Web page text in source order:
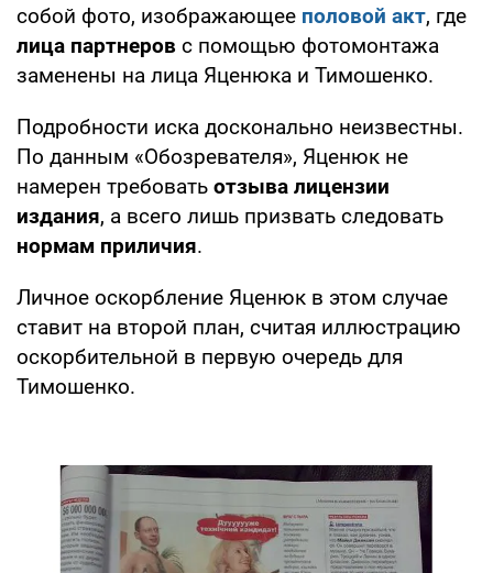
собой фото, изображающее половой акт, где
лица партнеров с помощью фотомонтажа
заменены на лица Яценюка и Тимошенко.
Подробности иска досконально неизвестны.
По данным «Обозревателя», Яценюк не
намерен требовать отзыва лицензии
издания, а всего лишь призвать следовать
нормам приличия.
Личное оскорбление Яценюк в этом случае
ставит на второй план, считая иллюстрацию
оскорбительной в первую очередь для
Тимошенко.